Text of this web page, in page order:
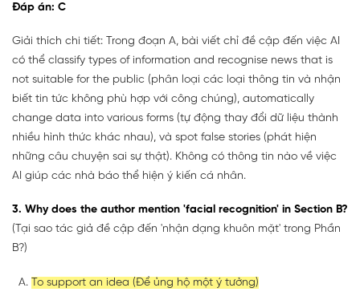
Đáp án: C
Giải thích chi tiết: Trong đoạn A, bài viết chỉ đề cập đến việc AI
có thể classify types of information and recognise news that is
not suitable for the public (phân loại các loại thông tin và nhận
biết tin tức không phù hợp với công chúng), automatically
change data into various forms (tự động thay đổi dữ liệu thành
nhiều hình thức khác nhau), và spot false stories (phát hiện
những câu chuyện sai sự thật). Không có thông tin nào về việc
AI giúp các nhà báo thể hiện ý kiến cá nhân.
3. Why does the author mention 'facial recognition' in Section B?
(Tại sao tác giả đề cập đến 'nhận dạng khuôn mặt' trong Phần
B?)
To support an idea (Để ủng hộ một ý tưởng)